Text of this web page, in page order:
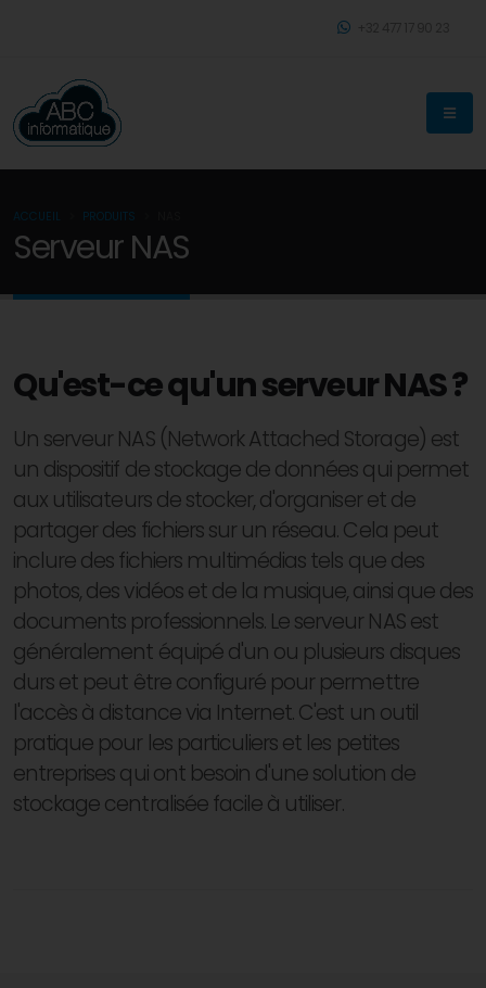
Serveur NAS
ACCUEIL PRODUITS
Qu'est-ce qu'un serveur NAS ?
Un serveur NAS (Network Attached Storage) est
un dispositif de stockage de données qui permet
aux utilisateurs de stocker, d'organiser et de
partager des fichiers sur un réseau. Cela peut
inclure des fichiers multimédias tels que des
photos, des vidéos et de la musique, ainsi que des
documents professionnels. Le serveur NAS est
généralement équipé d'un ou plusieurs disques
durs et peut être configuré pour permettre
l'accès à distance via Internet. C'est un outil
pratique pour les particuliers et les petites
entreprises qui ont besoin d'une solution de
stockage centralisée facile à utiliser.